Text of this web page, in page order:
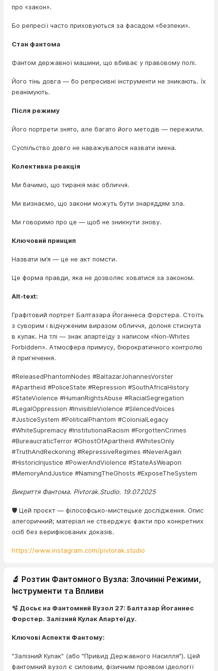
про «закон».
Бо репресії часто приховуються за фасадом «безпеки».
Стан фантома
Фантом державної машини, що вбиває у правовому полі.
Його тінь довга — бо репресивні інструменти не зникають. Їх
реанімують.
Після режиму
Його портрети знято, але багато його методів — пережили.
Суспільство довго не наважувалося назвати імена.
Колективна реакція
Ми бачимо, що тиранія має обличчя.
Ми визнаємо, що закони можуть бути знаряддям зла.
Ми говоримо про це — щоб не зникнути знову.
Ключовий принцип
Назвати ім’я — це не акт помсти.
Це форма правди, яка не дозволяє ховатися за законом.
Alt-text:
Графітовий портрет Балтазара Йоганнеса Форстера. Стоїть
з суворим і відчуженим виразом обличчя, долоня стиснута
в кулак. На тлі — знак апартеїду з написом «Non-Whites
Forbidden». Атмосфера примусу, бюрократичного контролю
й пригнічення.
#ReleasedPhantomNodes #BaltazarJohannesVorster
#Apartheid #PoliceState #Repression #SouthAfricaHistory
#StateViolence #HumanRightsAbuse #RacialSegregation
#LegalOppression #InvisibleViolence #SilencedVoices
#JusticeSystem #PoliticalPhantom #ColonialLegacy
#WhiteSupremacy #InstitutionalRacism #ForgottenCrimes
#BureaucraticTerror #GhostOfApartheid #WhitesOnly
#TruthAndReckoning #RepressiveRegimes #NeverAgain
#HistoricInjustice #PowerAndViolence #StateAsWeapon
#MemoryAndJustice #NamingTheGhosts #ExposeTheSystem
Викриття Фантома. Pivtorak.Studio. 19.07.2025
🛡️ Цей проєкт — філософсько-мистецьке дослідження. Опис
алегоричний; матеріал не стверджує факти про конкретних
осіб без верифікованих доказів.
https://www.instagram.com/pivtorak.studio
🔬 Розтин Фантомного Вузла: Злочинні Режими,
Інструменти та Впливи
🫧 Досьє на Фантомний Вузол 27: Балтазар Йоганнес
Форстер. Залізний Кулак Апартеїду.
Ключові Аспекти Фантому:
"Залізний Кулак" (або "Привид Державного Насилля"). Цей
фантомний вузол є силовим, фізичним проявом ідеології